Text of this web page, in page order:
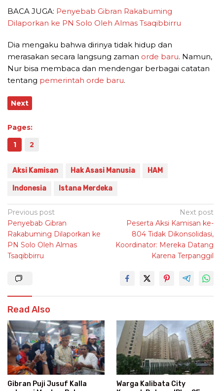
BACA JUGA: Penyebab Gibran Rakabuming
Dilaporkan ke PN Solo Oleh Almas Tsaqibbirru
Dia mengaku bahwa dirinya tidak hidup dan
merasakan secara langsung zaman orde baru. Namun,
Nur bisa membaca dan mendengar berbagai catatan
tentang pemerintah orde baru.
Next
Pages:
1
2
Aksi Kamisan Hak Asasi Manusia HAM
Indonesia Istana Merdeka
Post
navigation
Previous post
Penyebab Gibran
Rakabuming Dilaporkan ke
PN Solo Oleh Almas
Tsaqibbirru
Next post
Peserta Aksi Kamisan ke-
804 Tidak Dikonsolidasi,
Koordinator: Mereka Datang
Karena Terpanggil
Read Also
Gibran Puji Jusuf Kalla
Warga Kalibata City